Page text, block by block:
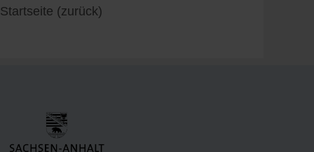
Startseite (zurück)